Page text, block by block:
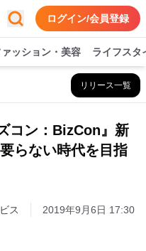
ログイン/会員登録
ァッション・美容 ライフスタ
リリース一覧
コン：BizCon』新
らない時代を目指
ス 2019年9月6日 17:30